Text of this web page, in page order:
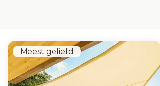
Meest geliefd